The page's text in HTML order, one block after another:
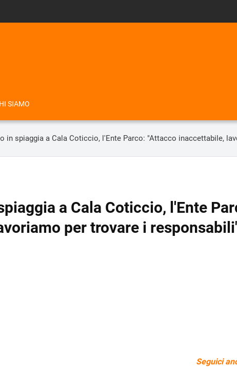
SIAMO
in spiaggia a Cala Coticcio, l'Ente Parco: "Attacco inaccettabile,
a Cala Coticcio, l'Ente
per trovare i
Seguici